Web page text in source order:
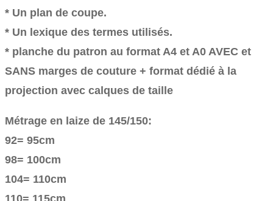
* Un plan de coupe.
* Un lexique des termes utilisés.
* planche du patron au format A4 et A0 AVEC et
SANS marges de couture + format dédié à la
projection avec calques de taille
Métrage en laize de 145/150:
92= 95cm
98= 100cm
104= 110cm
110= 115cm